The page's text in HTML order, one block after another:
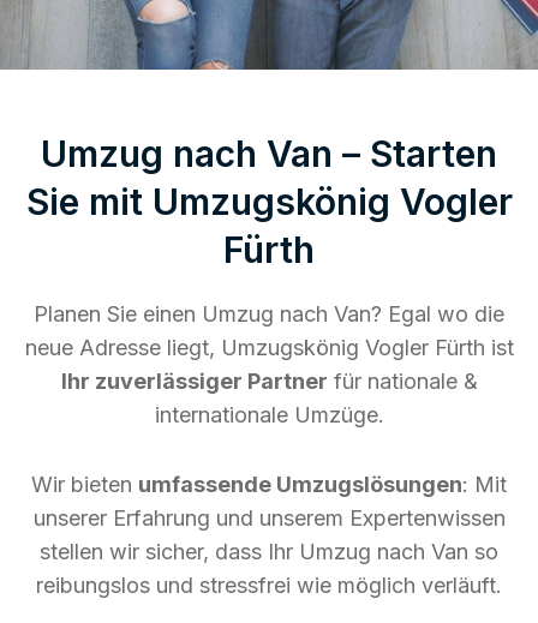
Umzug nach Van – Starten
Sie mit Umzugskönig Vogler
Fürth
Planen Sie einen Umzug nach Van? Egal wo die
neue Adresse liegt, Umzugskönig Vogler Fürth ist
Ihr zuverlässiger Partner für nationale &
internationale Umzüge.
Wir bieten umfassende Umzugslösungen: Mit
unserer Erfahrung und unserem Expertenwissen
stellen wir sicher, dass Ihr Umzug nach Van so
reibungslos und stressfrei wie möglich verläuft.